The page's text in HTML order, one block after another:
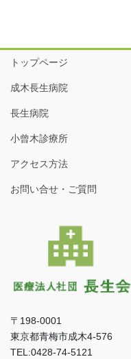
トップページ
成木長生病院
長生病院
小曾木診療所
アクセス方法
お問い合せ・ご質問
〒198-0001
東京都青梅市成木4-576
TEL:0428-74-5121